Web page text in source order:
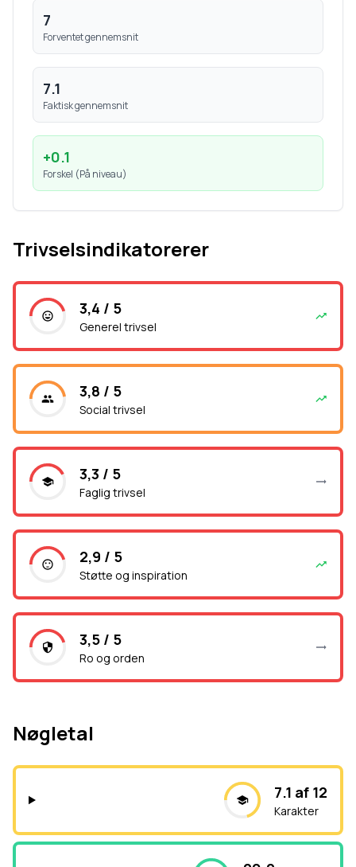
7
Forventet gennemsnit
7.1
Faktisk gennemsnit
+0.1
Forskel (På niveau)
Trivselsindikatorerer
3,4 / 5
Generel trivsel
3,8 / 5
Social trivsel
3,3 / 5
Faglig trivsel
2,9 / 5
Støtte og inspiration
3,5 / 5
Ro og orden
Nøgletal
7.1 af 12
Karakter